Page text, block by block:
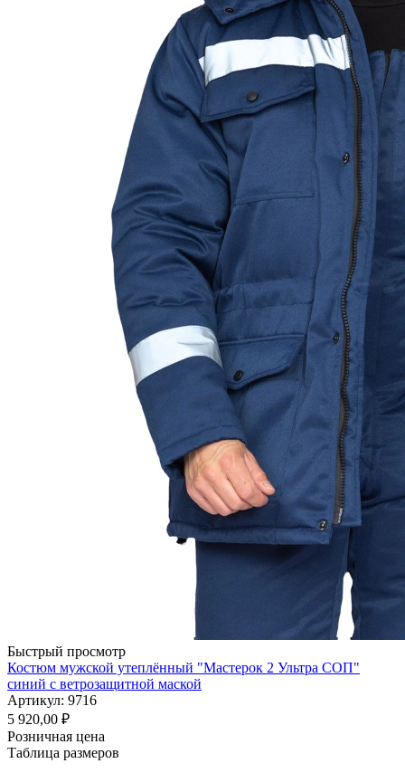
Быстрый просмотр
Костюм мужской утеплённый "Мастерок 2 Ультра СОП"
синий с ветрозащитной маской
Артикул: 9716
5 920,00 ₽
Розничная цена
Таблица размеров